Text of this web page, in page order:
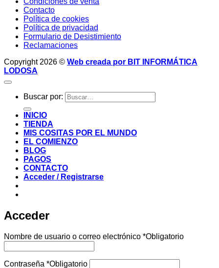
Contacto
Política de cookies
Política de privacidad
Formulario de Desistimiento
Reclamaciones
Copyright 2026 © Web creada por BIT INFORMÁTICA
LODOSA
Buscar por:
INICIO
TIENDA
MIS COSITAS POR EL MUNDO
EL COMIENZO
BLOG
PAGOS
CONTACTO
Acceder / Registrarse
Acceder
Nombre de usuario o correo electrónico *Obligatorio
Contraseña *Obligatorio